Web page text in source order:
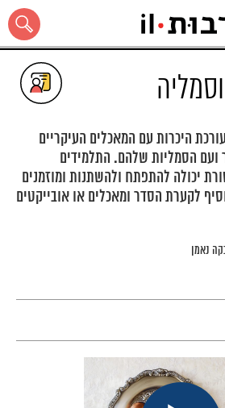
היכרות עם המאכלים העיקריים
ועם הסמליות שלהם. התלמידים
יכולה להתפתח ולהשתנות ומוזמנים
לקערת הסדר ומאכלים או אובייקטים
נאמן